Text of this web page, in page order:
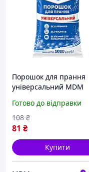
Порошок для прання
універсальний MDM
Готово до відправки
81 ₴
108 ₴
Купити